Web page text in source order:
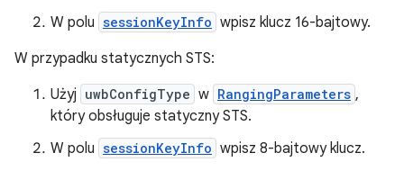
W polu sessionKeyInfo wpisz klucz 16-bajtowy.
W przypadku statycznych STS:
Użyj uwbConfigType w RangingParameters ,
który obsługuje statyczny STS.
W polu sessionKeyInfo wpisz 8-bajtowy klucz.